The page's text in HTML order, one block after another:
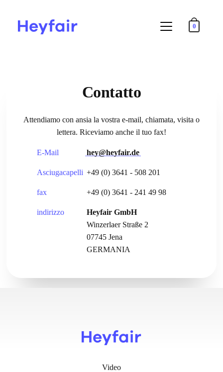
0
Contatto
Attendiamo con ansia la vostra e-mail, chiamata, visita o
lettera. Riceviamo anche il tuo fax!
E-Mail hey@heyfair.de
Asciugacapelli +49 (0) 3641 - 508 201
fax +49 (0) 3641 - 241 49 98
indirizzo
Heyfair GmbH
Winzerlaer Straße 2
07745 Jena
GERMANIA
Video